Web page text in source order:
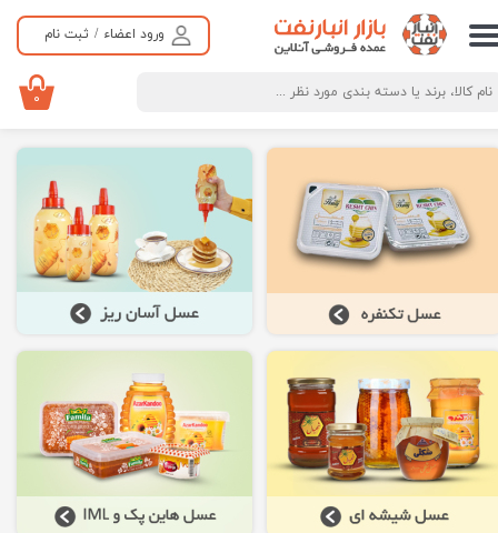
ورود اعضاء / ثبت نام
حساب کاربری من
تغییر گذر واژه
سفارشات
خروج از حساب کاربری
۰